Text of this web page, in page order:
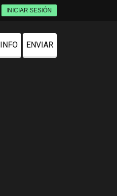
INICIAR SESIÓN
INFO ENVIAR